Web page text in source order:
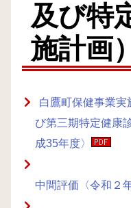
及び特
施計画）
白鷹町保健事業実
び第三期特定健康
成35年度〉
中間評価〈令和２